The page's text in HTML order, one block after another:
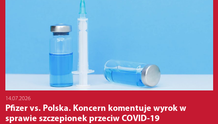
14.07.2026
Pfizer vs. Polska. Koncern komentuje wyrok w
sprawie szczepionek przeciw COVID-19